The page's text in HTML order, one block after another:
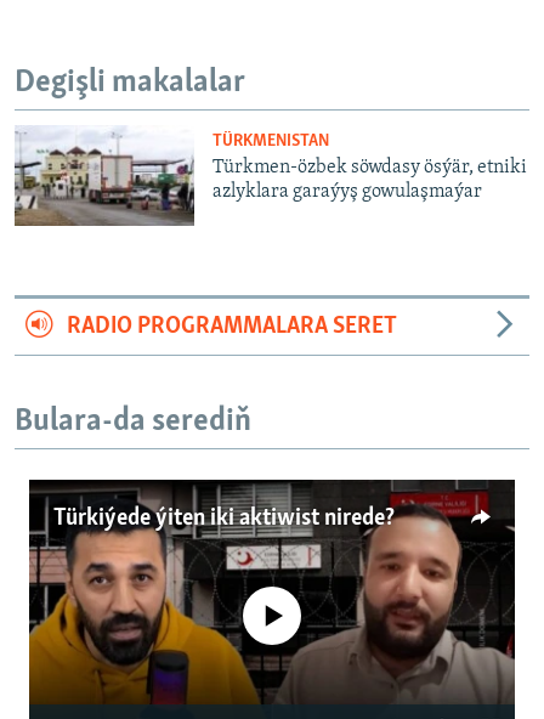
Degişli makalalar
TÜRKMENISTAN
Türkmen-özbek söwdasy ösýär, etniki
azlyklara garaýyş gowulaşmaýar
RADIO PROGRAMMALARA SERET
Bulara-da serediň
Türkiýede ýiten iki aktiwist nirede?
No media source currently available